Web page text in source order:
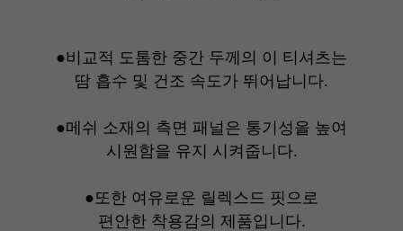
●비교적 도톰한 중간 두께의 이 티셔츠는
땀 흡수 및 건조 속도가 뛰어납니다.
●메쉬 소재의 측면 패널은 통기성을 높여
시원함을 유지 시켜줍니다.
●또한 여유로운 릴렉스드 핏으로
편안한 착용감의 제품입니다.